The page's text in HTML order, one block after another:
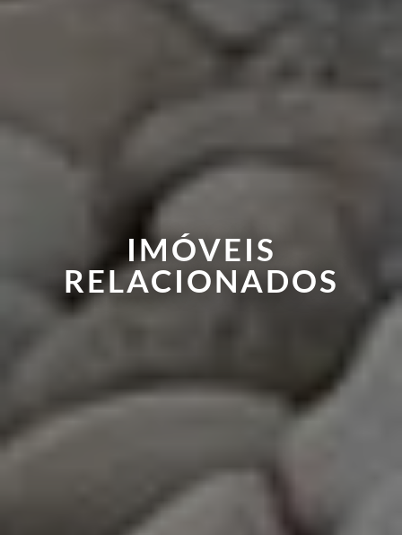
IMÓVEIS
RELACIONADOS